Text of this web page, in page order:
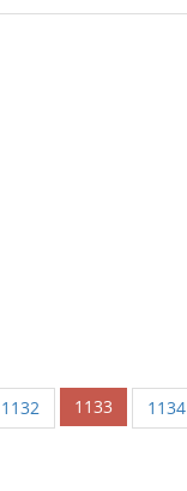
1132 1133 1134